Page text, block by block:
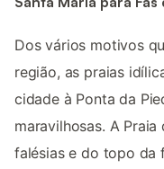
Dos vários motivos
região, as praias
cidade à Ponta da
maravilhosas. A
falésias e do topo da